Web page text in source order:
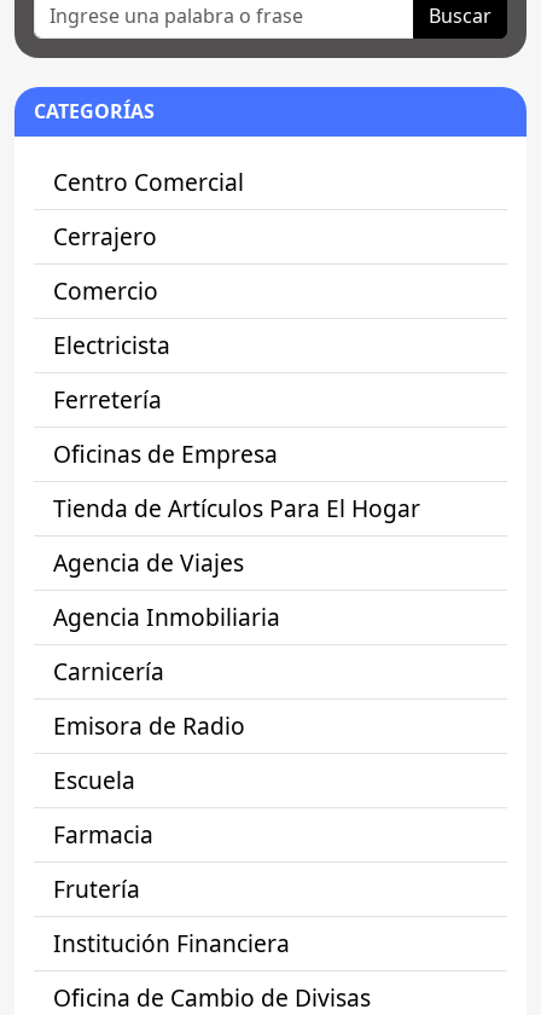
Buscar
CATEGORÍAS
Centro Comercial
Cerrajero
Comercio
Electricista
Ferretería
Oficinas de Empresa
Tienda de Artículos Para El Hogar
Agencia de Viajes
Agencia Inmobiliaria
Carnicería
Emisora de Radio
Escuela
Farmacia
Frutería
Institución Financiera
Oficina de Cambio de Divisas